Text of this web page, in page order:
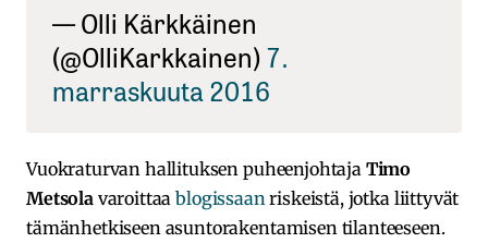
— Olli Kärkkäinen
(@OlliKarkkainen)7.
marraskuuta 2016
Vuokraturvan hallituksen puheenjohtaja Timo
Metsola varoittaablogissaan riskeistä, jotka liittyvät
tämänhetkiseen asuntorakentamisen tilanteeseen.